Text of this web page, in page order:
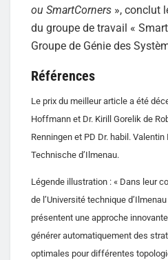
ou SmartCorners », conclut
du groupe de travail «
Groupe de Génie des
Références
Le prix du meilleur article a été
Hoffmann et Dr. Kirill Gorelik de
Renningen et PD Dr. habil. Valentin
Technische d’Ilmenau.
Légende illustration : « Dans leur
de l’Université technique
présentent une approche
générer automatiquement des
optimales pour différentes